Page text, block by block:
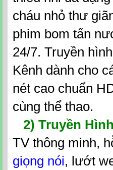
cháu nhỏ thư
phim bom tấn
24/7. Truyền
Kênh dành cho
nét cao chuẩn
cùng thể thao.
2) Truyền
TV thông minh,
giọng nói, lướt